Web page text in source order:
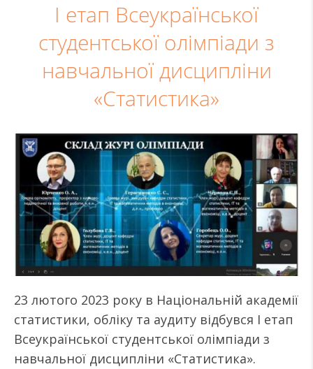
І етап Всеукраїнської
студентської олімпіади з
навчальної дисципліни
«Статистика»
23 лютого 2023 року в Національній академії
статистики, обліку та аудиту відбувся І етап
Всеукраїнської студентської олімпіади з
навчальної дисципліни «Статистика».